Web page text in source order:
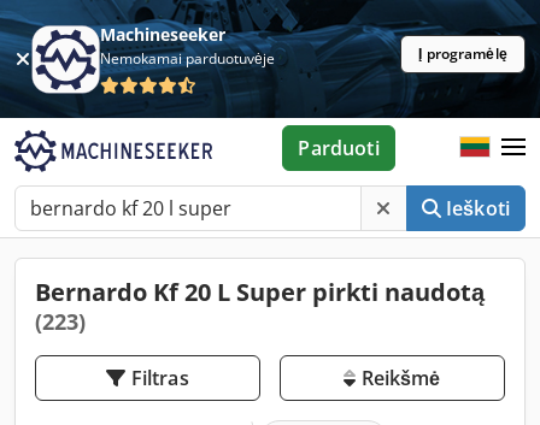
Machineseeker
Nemokamai parduotuvėje Į programėlę
Ieškoti
Parduoti
Bernardo Kf 20 L Super pirkti naudotą
(223)
Filtras Reikšmė